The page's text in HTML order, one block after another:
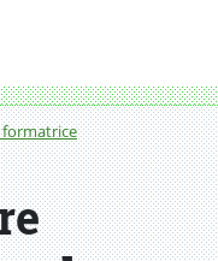
formatrice
succès